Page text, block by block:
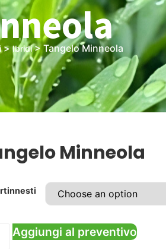
>Ibridi> Tangelo Minneola
Minneola
Aggiungi al preventivo